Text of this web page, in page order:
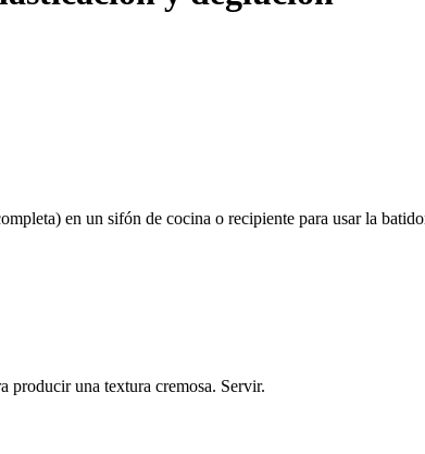
en un sifón de cocina o recipiente para usar la
producir una textura cremosa. Servir.